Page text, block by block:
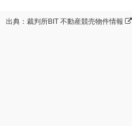
出典：裁判所BIT 不動産競売物件情報